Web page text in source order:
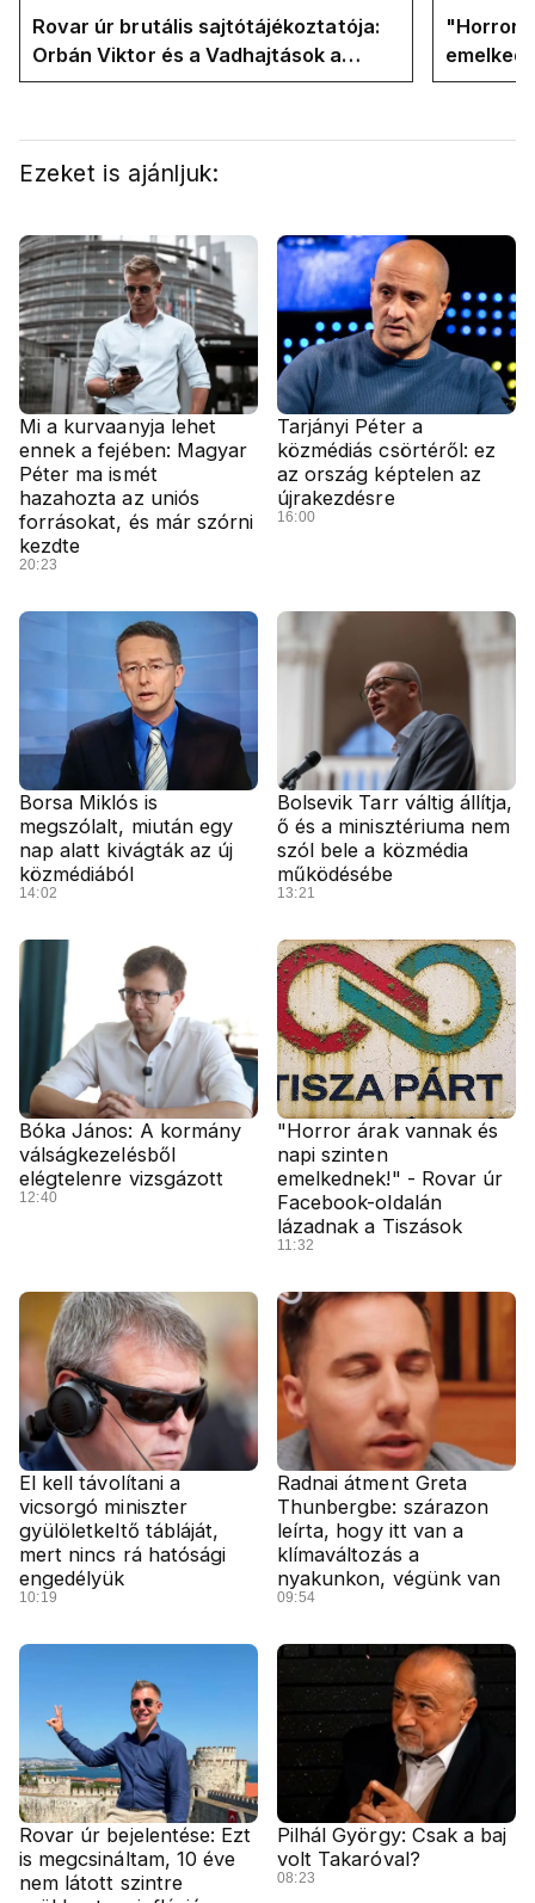
Rovar úr brutális sajtótájékoztatója:
Orbán Viktor és a Vadhajtások a
felelős a kialakult helyzetért
"Horror
oldalán
Ezeket is ajánljuk:
Mi a kurvaanyja lehet
ennek a fejében: Magyar
Péter ma ismét
hazahozta az uniós
forrásokat, és már szórni
kezdte
20:23
Tarjányi Péter a
közmédiás csörtéről: ez
az ország képtelen az
újrakezdésre
16:00
Borsa Miklós is
megszólalt, miután egy
nap alatt kivágták az új
közmédiából
14:02
Bolsevik Tarr váltig állítja,
ő és a minisztériuma nem
szól bele a közmédia
működésébe
13:21
Bóka János: A kormány
válságkezelésből
elégtelenre vizsgázott
12:40
"Horror árak vannak és
napi szinten
emelkednek!" - Rovar úr
Facebook-oldalán
lázadnak a Tiszások
11:32
El kell távolítani a
vicsorgó miniszter
gyülöletkeltő tábláját,
mert nincs rá hatósági
engedélyük
10:19
Radnai átment Greta
Thunbergbe: szárazon
leírta, hogy itt van a
klímaváltozás a
nyakunkon, végünk van
09:54
Rovar úr bejelentése: Ezt
is megcsináltam, 10 éve
nem látott szintre
Pilhál György: Csak a baj
volt Takaróval?
08:23